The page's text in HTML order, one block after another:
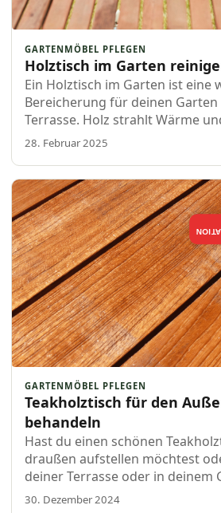
GARTENMÖBEL PFLEGEN
Holztisch im Garten
Ein Holztisch im Garten ist eine
Bereicherung für deinen
Terrasse. Holz strahlt Wärme
aus, benötigt aber etwas Liebe
Blog erklären wir dir Schritt
28. Februar 2025
GARTENMÖBEL PFLEGEN
Teakholztisch für den
behandeln
Hast du einen schönen
draußen aufstellen möchtest
deiner Terrasse oder in deinem
Dann möchtest du natürlich so
30. Dezember 2024